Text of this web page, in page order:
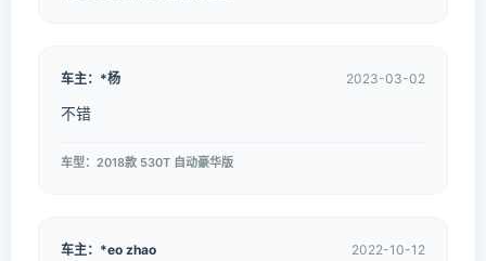
车主：*杨 2023-03-02
不错
车型：2018款 530T 自动豪华版
车主：*eo zhao 2022-10-12